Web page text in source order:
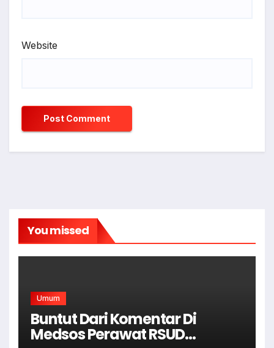
Website
You missed
Umum
Buntut Dari Komentar Di
Medsos Perawat RSUD